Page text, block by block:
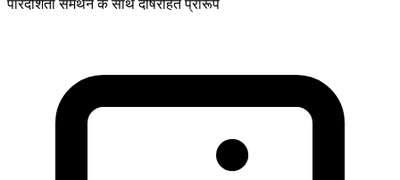
पारदर्शिता समर्थन के साथ दोषरहित प्रारूप